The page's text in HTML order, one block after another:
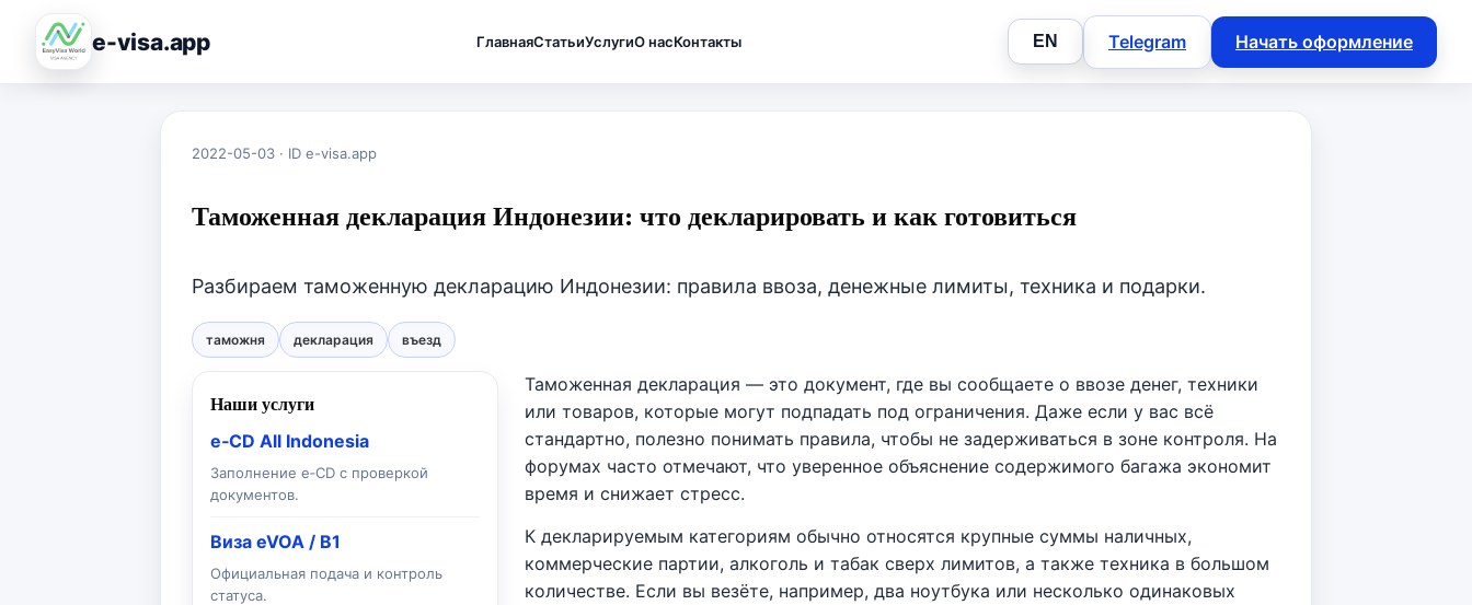
e-visa.app ГлавнаяСтатьиУслугиО насКонтакты EN Telegram Начать оформление
2022-05-03 · ID e-visa.app
Таможенная декларация Индонезии: что декларировать и как готовиться
Разбираем таможенную декларацию Индонезии: правила ввоза, денежные лимиты, техника и подарки.
таможня декларация въезд
Наши услуги
e‑CD All Indonesia
Заполнение e‑CD с проверкой
документов.
Виза eVOA / B1
Официальная подача и контроль
статуса.
Таможенная декларация — это документ, где вы сообщаете о ввозе денег, техники
или товаров, которые могут подпадать под ограничения. Даже если у вас всё
стандартно, полезно понимать правила, чтобы не задерживаться в зоне контроля. На
форумах часто отмечают, что уверенное объяснение содержимого багажа экономит
время и снижает стресс.
К декларируемым категориям обычно относятся крупные суммы наличных,
коммерческие партии, алкоголь и табак сверх лимитов, а также техника в большом
количестве. Если вы везёте, например, два ноутбука или несколько одинаковых